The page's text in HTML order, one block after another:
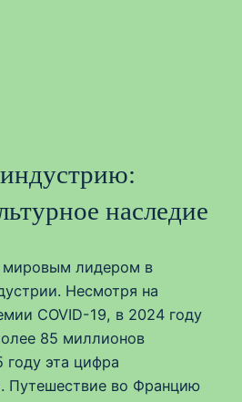
наследие
мировым лидером в
Несмотря на
COVID-19, в 2024 году
85 миллионов
году эта цифра
Путешествие во Францию